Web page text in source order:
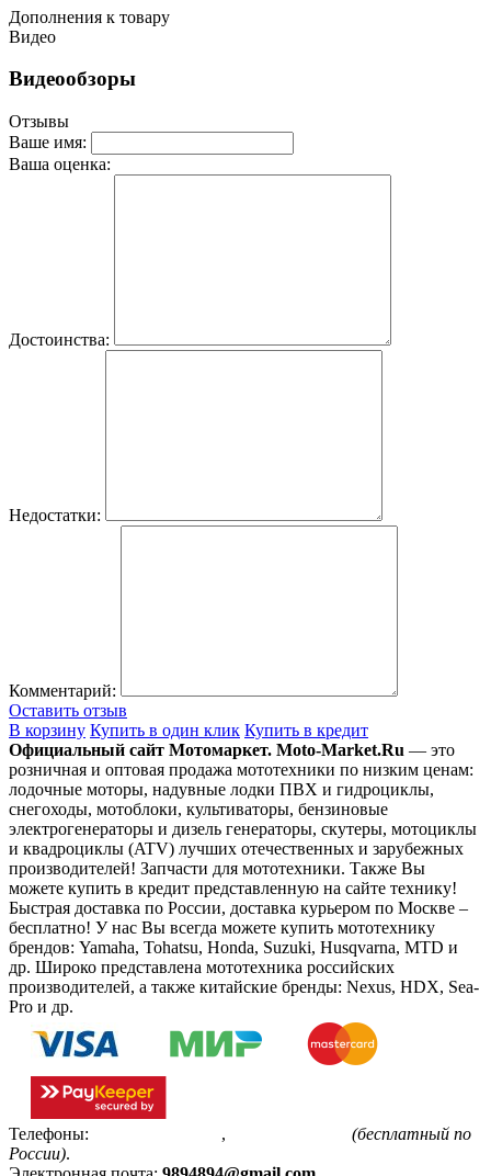
Дополнения к товару
Видео
Видеообзоры
Отзывы
Ваше имя:
Ваша оценка:
Достоинства:
Недостатки:
Комментарий:
Оставить отзыв
В корзину Купить в один клик Купить в кредит
Официальный сайт Мотомаркет. Moto-Market.Ru — это
розничная и оптовая продажа мототехники по низким ценам:
лодочные моторы, надувные лодки ПВХ и гидроциклы,
снегоходы, мотоблоки, культиваторы, бензиновые
электрогенераторы и дизель генераторы, скутеры, мотоциклы
и квадроциклы (ATV) лучших отечественных и зарубежных
производителей! Запчасти для мототехники. Также Вы
можете купить в кредит представленную на сайте технику!
Быстрая доставка по России, доставка курьером по Москве –
бесплатно! У нас Вы всегда можете купить мототехнику
брендов: Yamaha, Tohatsu, Honda, Suzuki, Husqvarna, MTD и
др. Широко представлена мототехника российских
производителей, а также китайские бренды: Nexus, HDX, Sea-
Pro и др.
Телефоны: ,
(бесплатный по
России).